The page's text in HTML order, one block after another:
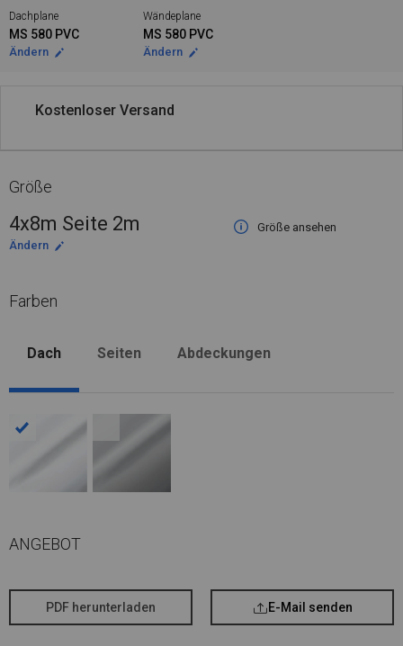
Dachplane
MS 580 PVC
Ändern
Wändeplane
MS 580 PVC
Ändern
Kostenloser Versand
Größe
4x8m Seite 2m
Größe ansehen
Ändern
Farben
Dach Seiten Abdeckungen
ANGEBOT
PDF herunterladen E-Mail senden